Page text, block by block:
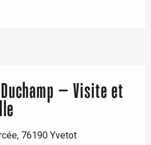
– Visite et
76190 Yvetot